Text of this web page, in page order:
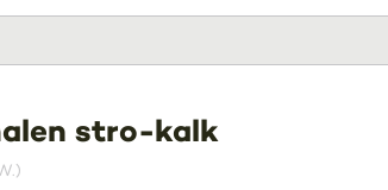
stro-kalk